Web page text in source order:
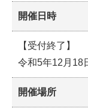
開催日時
【受付終了】
令和5年12月18
開催場所